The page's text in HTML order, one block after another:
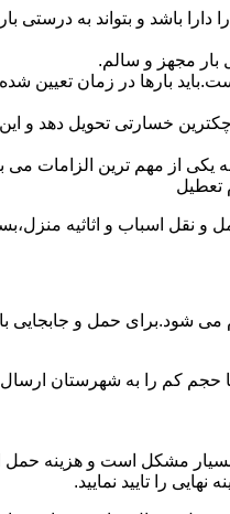
باشد و بتواند به درستی
بار مجهز و سالم.
بارها در زمان تعیین
خسارتی تحویل دهد و این
یکی از مهم ترین
اسباب و اثاثیه
کم را به شهرستان ارسال
مشکل است و هزینه
را تایید نمایید.